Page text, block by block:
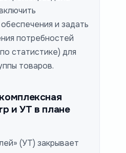
и задать
потребностей
статистике) для
товаров.
и УТ в плане
(УТ) закрывает